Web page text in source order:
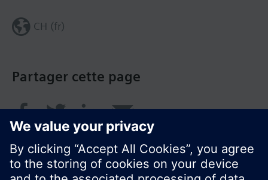
Partager cette page
CH (fr)